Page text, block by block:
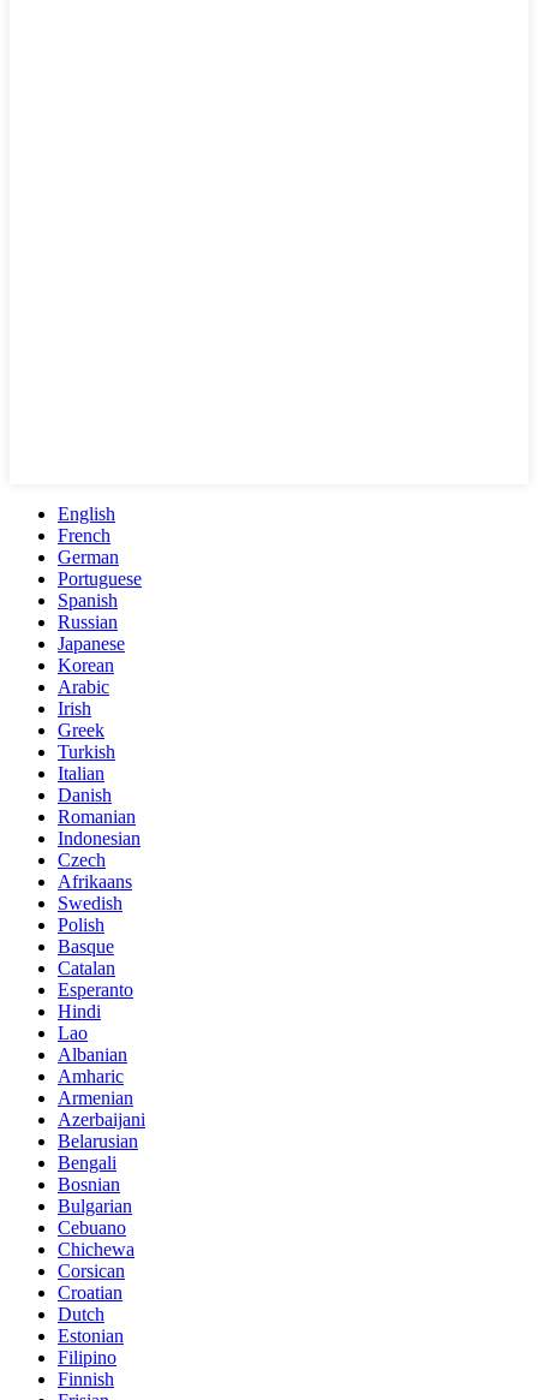
English
French
German
Portuguese
Spanish
Russian
Japanese
Korean
Arabic
Irish
Greek
Turkish
Italian
Danish
Romanian
Indonesian
Czech
Afrikaans
Swedish
Polish
Basque
Catalan
Esperanto
Hindi
Lao
Albanian
Amharic
Armenian
Azerbaijani
Belarusian
Bengali
Bosnian
Bulgarian
Cebuano
Chichewa
Corsican
Croatian
Dutch
Estonian
Filipino
Finnish